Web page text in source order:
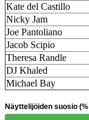
Kate del Castillo
Nicky Jam
Joe Pantoliano
Jacob Scipio
Theresa Randle
DJ Khaled
Michael Bay
Näyttelijöiden suosio